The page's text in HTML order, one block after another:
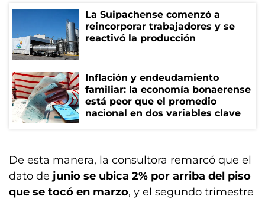
La Suipachense comenzó a
reincorporar trabajadores y se
reactivó la producción
Inflación y endeudamiento
familiar: la economía bonaerense
está peor que el promedio
nacional en dos variables clave
De esta manera, la consultora remarcó que el
dato de junio se ubica 2% por arriba del piso
que se tocó en marzo, y el segundo trimestre